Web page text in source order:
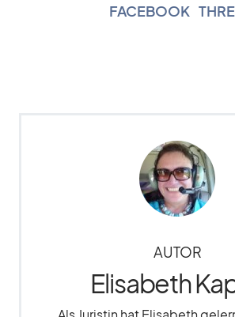
FACEBOOK
AUTOR
Elisabeth